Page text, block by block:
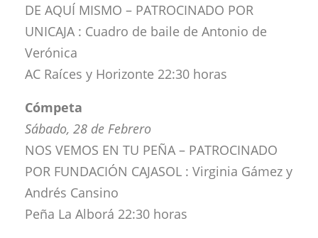
DE AQUÍ MISMO – PATROCINADO POR
UNICAJA : Cuadro de baile de Antonio de
Verónica
AC Raíces y Horizonte 22:30 horas
Cómpeta
Sábado, 28 de Febrero
NOS VEMOS EN TU PEÑA – PATROCINADO
POR FUNDACIÓN CAJASOL : Virginia Gámez y
Andrés Cansino
Peña La Alborá 22:30 horas